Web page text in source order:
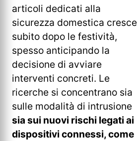
articoli dedicati alla
sicurezza domestica cresce
subito dopo le festività,
spesso anticipando la
decisione di avviare
interventi concreti. Le
ricerche si concentrano sia
sulle modalità di intrusione
sia sui nuovi rischi legati ai
dispositivi connessi, come